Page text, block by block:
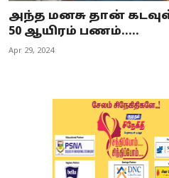
அந்த மனசு தான்
50 ஆயிரம் பணம்.....
Apr 29, 2024